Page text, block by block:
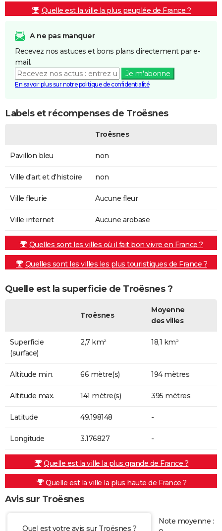
Quelle est la ville la plus peuplée de France ?
A ne pas manquer
Recevez nos astuces et bons plans directement par e-
mail.
Je m'abonne
En savoir plus sur notre politique de confidentialité
Labels et récompenses de Troësnes
Troësnes
Pavillon bleu non
Ville d'art et d'histoire non
Ville fleurie Aucune fleur
Ville internet Aucune arobase
Quelles sont les villes où il fait bon vivre en France ?
Quelles sont les villes les plus touristiques de France ?
Quelle est la superficie de Troësnes ?
Troësnes
Moyenne
des villes
Superficie
(surface)
2,7 km² 18,1 km²
Altitude min. 66 mètre(s) 194 mètres
Altitude max. 141 mètre(s) 395 mètres
Latitude 49.198148 -
Longitude 3.176827 -
Quelle est la ville la plus grande de France ?
Quelle est la ville la plus haute de France ?
Avis sur Troësnes
Quel est votre avis sur Troësnes ?
Note moyenne :